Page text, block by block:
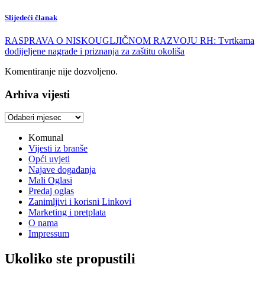
Slijedeći članak
RASPRAVA O NISKOUGLJIČNOM RAZVOJU RH: Tvrtkama
dodijeljene nagrade i priznanja za zaštitu okoliša
Komentiranje nije dozvoljeno.
Arhiva vijesti
Arhiva
Komunal
Vijesti iz branše
Opći uvjeti
Najave događanja
Mali Oglasi
Predaj oglas
Zanimljivi i korisni Linkovi
Marketing i pretplata
O nama
Impressum
Ukoliko ste propustili